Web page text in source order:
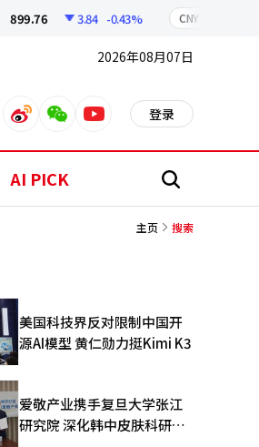
899.76 3.84 -0.43% CNY
2026年08月07日
weiboweixinyoutube 登录
AI PICK 搜
主页 搜索
美国科技界反对限制中国开
源AI模型 黄仁勋力挺Kimi K3
爱敬产业携手复旦大学张江
研究院 深化韩中皮肤科研合